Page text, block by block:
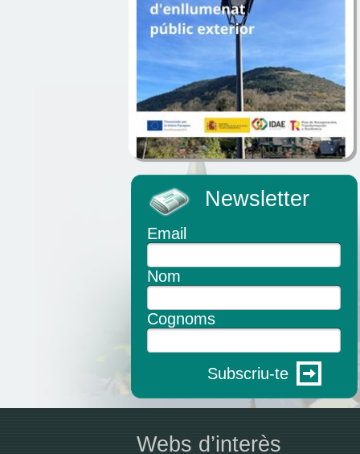
Newsletter
Email
Nom
Cognoms
Subscriu-te
Webs d’interès